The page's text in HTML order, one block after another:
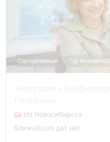
Однодневные Тур
Из Новосибирска
Ближайших дат нет